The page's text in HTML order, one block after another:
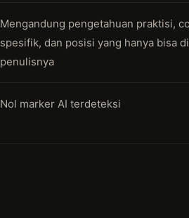
Mengandung pengetahuan praktisi,
spesifik, dan posisi yang hanya bisa
penulisnya
Nol marker AI terdeteksi